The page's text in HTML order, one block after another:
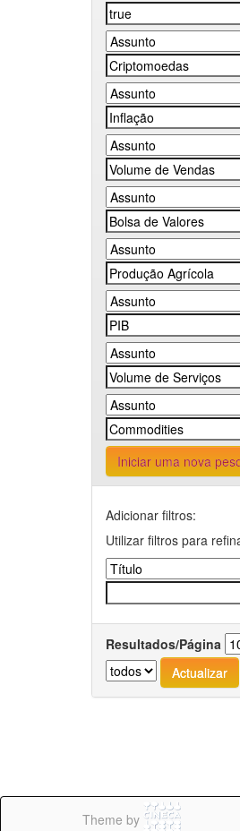
Iniciar uma nova
Adicionar filtros:
Utilizar filtros para
Resultados/Página
Theme by